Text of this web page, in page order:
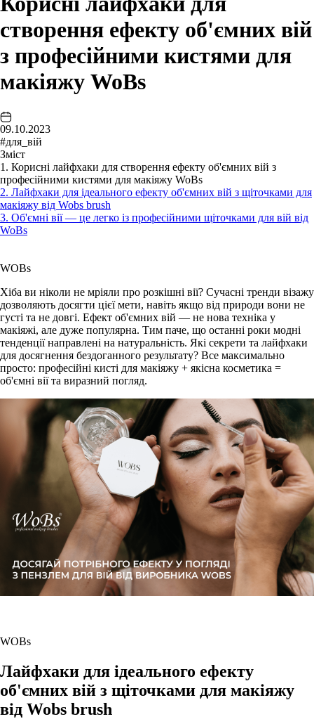
створення ефекту об'ємних вій
з професійними кистями для
макіяжу WoBs
09.10.2023
#для_вій
Зміст
1. Корисні лайфхаки для створення ефекту об'ємних вій з
професійними кистями для макіяжу WoBs
2. Лайфхаки для ідеального ефекту об'ємних вій з щіточками для
макіяжу від Wobs brush
3. Об'ємні вії — це легко із професійними щіточками для вій від
WoBs
WOBs
Хіба ви ніколи не мріяли про розкішні вії? Сучасні тренди візажу
дозволяють досягти цієї мети, навіть якщо від природи вони не
густі та не довгі. Ефект об'ємних вій — не нова техніка у
макіяжі, але дуже популярна. Тим паче, що останні роки модні
тенденції направлені на натуральність. Які секрети та лайфхаки
для досягнення бездоганного результату? Все максимально
просто: професійні кисті для макіяжу + якісна косметика =
об'ємні вії та виразний погляд.
WOBs
Лайфхаки для ідеального ефекту
об'ємних вій з щіточками для макіяжу
від Wobs brush